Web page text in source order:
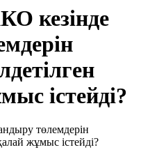
кезінде
істейді?